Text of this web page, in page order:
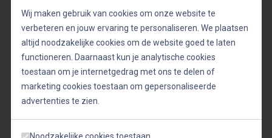
uitdagingen en kansen van onze tijd. Daarom zijn
zijn lezingen een verrijking voor elk evenement,
waarbij hij het publiek meeneemt op reis naar een
duurzame, innovatieve toekomst.
Onderwerpen
Wij maken gebruik van cookies om onze website te
verbeteren en jouw ervaring te personaliseren. We plaatsen
altijd noodzakelijke cookies om de website goed te laten
functioneren. Daarnaast kun je analytische cookies
toestaan om je internetgedrag met ons te delen of
marketing cookies toestaan om gepersonaliseerde
advertenties te zien.